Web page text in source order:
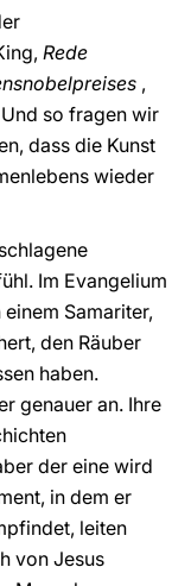
Rede
,
Und so fragen wir
dass die Kunst
wieder
Im Evangelium
Samariter,
den Räuber
haben.
genauer an. Ihre
der eine wird
in dem er
leiten
von Jesus